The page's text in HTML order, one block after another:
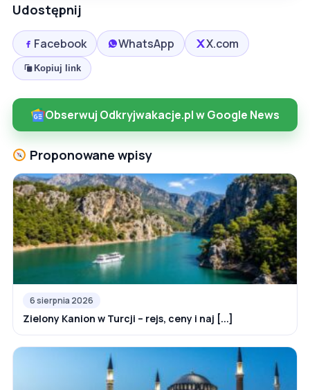
Udostępnij
Facebook WhatsApp X.com
Kopiuj link
Obserwuj Odkryjwakacje.pl w Google News
Proponowane wpisy
6 sierpnia 2026
Zielony Kanion w Turcji – rejs, ceny i naj [...]